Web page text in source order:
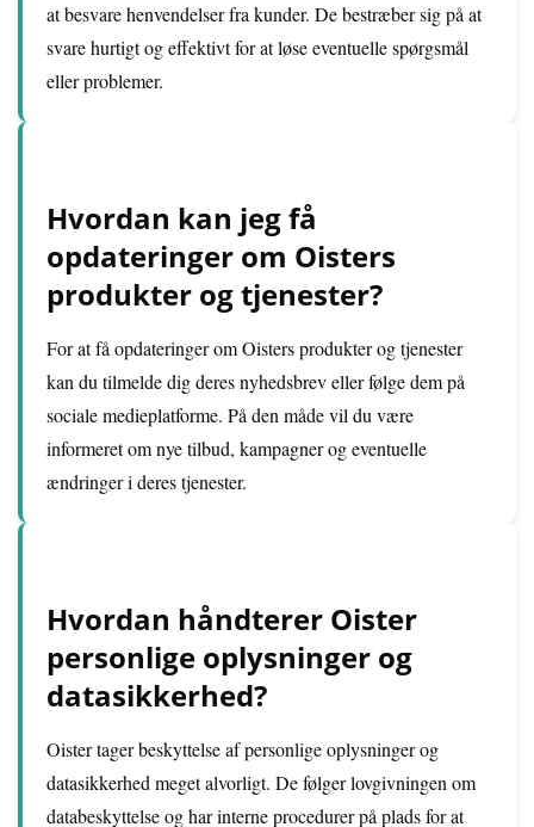
at besvare henvendelser fra kunder. De bestræber sig på at
svare hurtigt og effektivt for at løse eventuelle spørgsmål
eller problemer.
Hvordan kan jeg få
opdateringer om Oisters
produkter og tjenester?
For at få opdateringer om Oisters produkter og tjenester
kan du tilmelde dig deres nyhedsbrev eller følge dem på
sociale medieplatforme. På den måde vil du være
informeret om nye tilbud, kampagner og eventuelle
ændringer i deres tjenester.
Hvordan håndterer Oister
personlige oplysninger og
datasikkerhed?
Oister tager beskyttelse af personlige oplysninger og
datasikkerhed meget alvorligt. De følger lovgivningen om
databeskyttelse og har interne procedurer på plads for at